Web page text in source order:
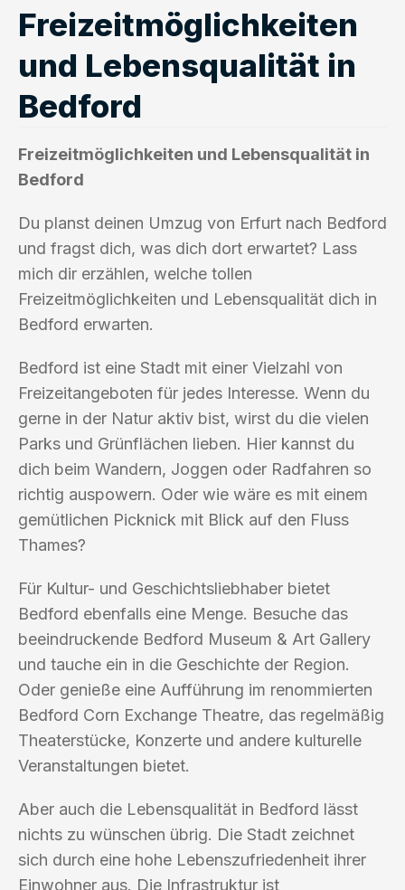
Freizeitmöglichkeiten
und Lebensqualität in
Bedford
Freizeitmöglichkeiten und Lebensqualität in
Bedford
Du planst deinen Umzug von Erfurt nach Bedford
und fragst dich, was dich dort erwartet? Lass
mich dir erzählen, welche tollen
Freizeitmöglichkeiten und Lebensqualität dich in
Bedford erwarten.
Bedford ist eine Stadt mit einer Vielzahl von
Freizeitangeboten für jedes Interesse. Wenn du
gerne in der Natur aktiv bist, wirst du die vielen
Parks und Grünflächen lieben. Hier kannst du
dich beim Wandern, Joggen oder Radfahren so
richtig auspowern. Oder wie wäre es mit einem
gemütlichen Picknick mit Blick auf den Fluss
Thames?
Für Kultur- und Geschichtsliebhaber bietet
Bedford ebenfalls eine Menge. Besuche das
beeindruckende Bedford Museum & Art Gallery
und tauche ein in die Geschichte der Region.
Oder genieße eine Aufführung im renommierten
Bedford Corn Exchange Theatre, das regelmäßig
Theaterstücke, Konzerte und andere kulturelle
Veranstaltungen bietet.
Aber auch die Lebensqualität in Bedford lässt
nichts zu wünschen übrig. Die Stadt zeichnet
sich durch eine hohe Lebenszufriedenheit ihrer
Einwohner aus. Die Infrastruktur ist